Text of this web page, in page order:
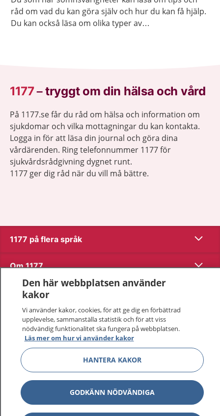
råd om vad du kan göra själv och hur du kan få hjälp.
Du kan också läsa om olika typer av
1177–tryggt om din hälsa och vård
På 1177.se får du råd om hälsa och information om
sjukdomar och vilka mottagningar du kan kontakta.
Logga in för att läsa din journal och göra dina
vårdärenden. Ring telefonnummer 1177 för
sjukvårdsrådgivning dygnet runt.
1177 ger dig råd när du vill må bättre.
1177 på flera språk Visa
Om 1177 Visa
Kontakt
Behandling av personuppgifter
Hantering av kakor
Inställningar för kakor
Den här webbplatsen använder
kakor
Vi använder kakor, cookies, för att ge dig en förbättrad
upplevelse, sammanställa statistik och för att viss
nödvändig funktionalitet ska fungera på webbplatsen.
Läs mer om hur vi använder kakor
HANTERA KAKOR
GODKÄNN NÖDVÄNDIGA